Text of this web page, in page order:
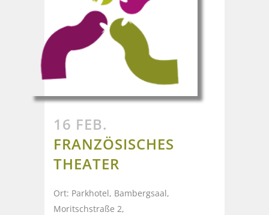
16 FEB.
FRANZÖSISCHES
THEATER
Ort: Parkhotel, Bambergsaal,
Moritschstraße 2,